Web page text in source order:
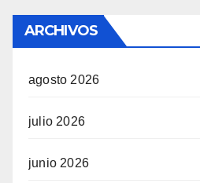
ARCHIVOS
agosto 2026
julio 2026
junio 2026